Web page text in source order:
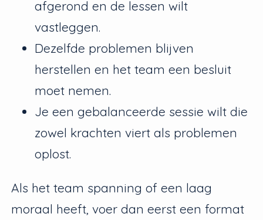
afgerond en de lessen wilt
vastleggen.
Dezelfde problemen blijven
herstellen en het team een besluit
moet nemen.
Je een gebalanceerde sessie wilt die
zowel krachten viert als problemen
oplost.
Als het team spanning of een laag
moraal heeft, voer dan eerst een format